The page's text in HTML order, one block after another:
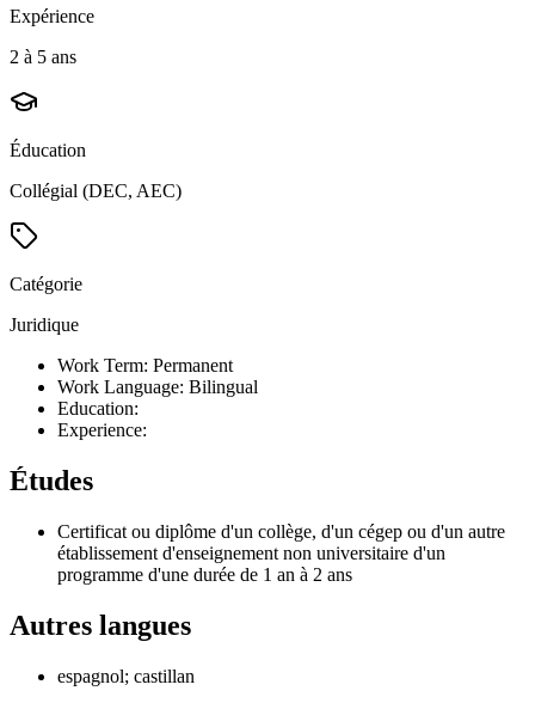
Expérience
2 à 5 ans
Éducation
Collégial (DEC, AEC)
Catégorie
Juridique
Work Term: Permanent
Work Language: Bilingual
Education:
Experience:
Études
Certificat ou diplôme d'un collège, d'un cégep ou d'un autre
établissement d'enseignement non universitaire d'un
programme d'une durée de 1 an à 2 ans
Autres langues
espagnol; castillan